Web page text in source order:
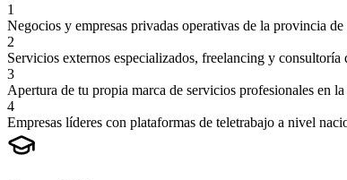
1
Negocios y empresas privadas operativas de la provincia de
2
Servicios externos especializados, freelancing y consultoría
3
Apertura de tu propia marca de servicios profesionales en
4
Empresas líderes con plataformas de teletrabajo a nivel